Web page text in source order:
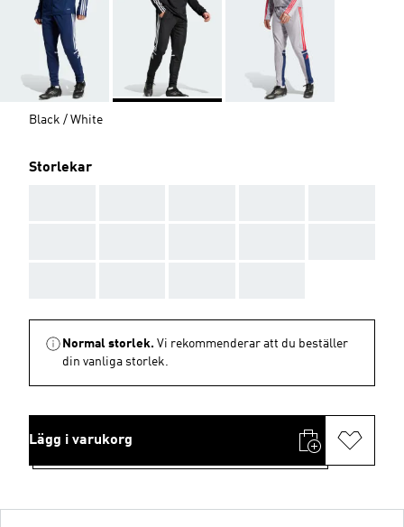
Black / White
Storlekar
Normal storlek. Vi rekommenderar att du beställer
din vanliga storlek.
Lägg i varukorg